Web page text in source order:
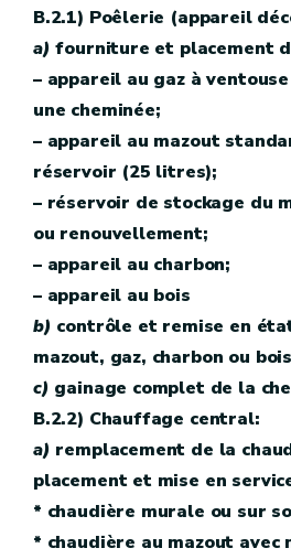
B.2.1) Poêlerie (appareil
a) fourniture et placement
– appareil au gaz à
une cheminée;
– appareil au mazout
réservoir (25 litres);
– réservoir de stockage du
ou renouvellement;
– appareil au charbon;
– appareil au bois
b) contrôle et remise en
mazout, gaz, charbon ou
c) gainage complet de la
B.2.2) Chauffage central:
a) remplacement de la
placement et mise en
* chaudière murale ou sur
* chaudière au mazout avec